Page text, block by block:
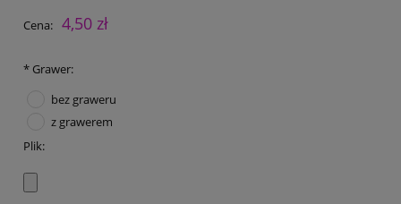
Cena: 4,50 zł
* Grawer:
bez graweru
z grawerem
Plik: